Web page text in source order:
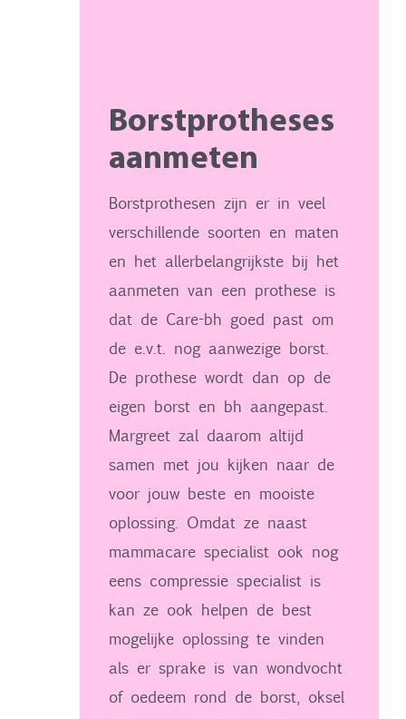
Borstprotheses
aanmeten
Borstprothesen zijn er in veel
verschillende soorten en maten
en het allerbelangrijkste bij het
aanmeten van een prothese is
dat de Care-bh goed past om
de e.v.t. nog aanwezige borst.
De prothese wordt dan op de
eigen borst en bh aangepast.
Margreet zal daarom altijd
samen met jou kijken naar de
voor jouw beste en mooiste
oplossing. Omdat ze naast
mammacare specialist ook nog
eens compressie specialist is
kan ze ook helpen de best
mogelijke oplossing te vinden
als er sprake is van wondvocht
of oedeem rond de borst, oksel